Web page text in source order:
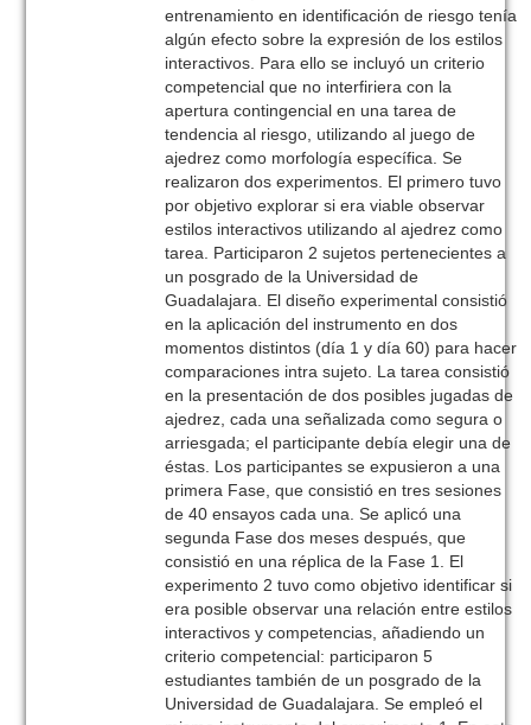
entrenamiento en identificación de riesgo tenía
algún efecto sobre la expresión de los estilos
interactivos. Para ello se incluyó un criterio
competencial que no interfiriera con la
apertura contingencial en una tarea de
tendencia al riesgo, utilizando al juego de
ajedrez como morfología específica. Se
realizaron dos experimentos. El primero tuvo
por objetivo explorar si era viable observar
estilos interactivos utilizando al ajedrez como
tarea. Participaron 2 sujetos pertenecientes a
un posgrado de la Universidad de
Guadalajara. El diseño experimental consistió
en la aplicación del instrumento en dos
momentos distintos (día 1 y día 60) para hacer
comparaciones intra sujeto. La tarea consistió
en la presentación de dos posibles jugadas de
ajedrez, cada una señalizada como segura o
arriesgada; el participante debía elegir una de
éstas. Los participantes se expusieron a una
primera Fase, que consistió en tres sesiones
de 40 ensayos cada una. Se aplicó una
segunda Fase dos meses después, que
consistió en una réplica de la Fase 1. El
experimento 2 tuvo como objetivo identificar si
era posible observar una relación entre estilos
interactivos y competencias, añadiendo un
criterio competencial: participaron 5
estudiantes también de un posgrado de la
Universidad de Guadalajara. Se empleó el